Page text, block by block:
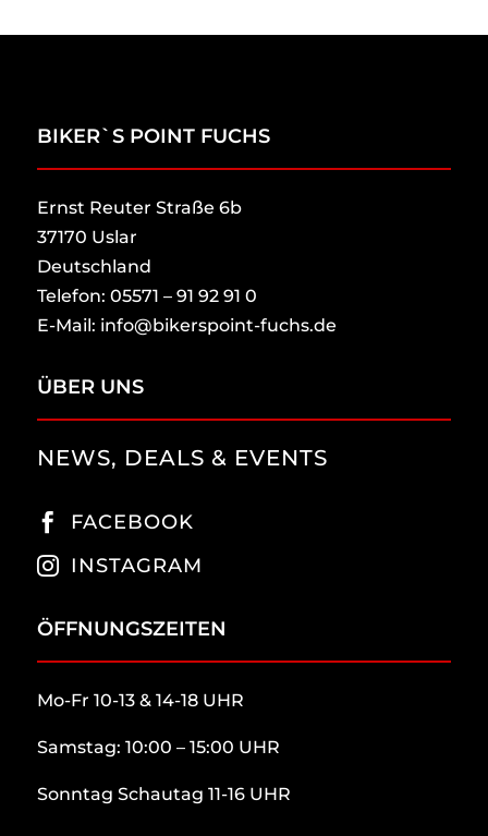
BIKER`S POINT FUCHS
Ernst Reuter Straße 6b
37170 Uslar
Deutschland
Telefon: 05571 – 91 92 91 0
E-Mail: info@bikerspoint-fuchs.de
ÜBER UNS
NEWS, DEALS & EVENTS
 FACEBOOK
 INSTAGRAM
ÖFFNUNGSZEITEN
Mo-Fr 10-13 & 14-18 UHR
Samstag: 10:00 – 15:00 UHR
Sonntag Schautag 11-16 UHR